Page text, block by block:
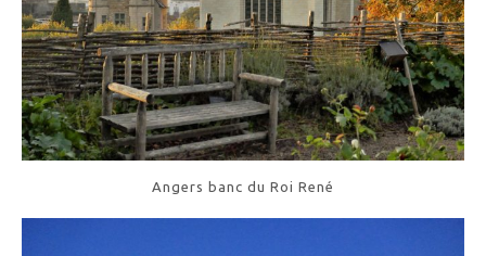
Angers banc du Roi René